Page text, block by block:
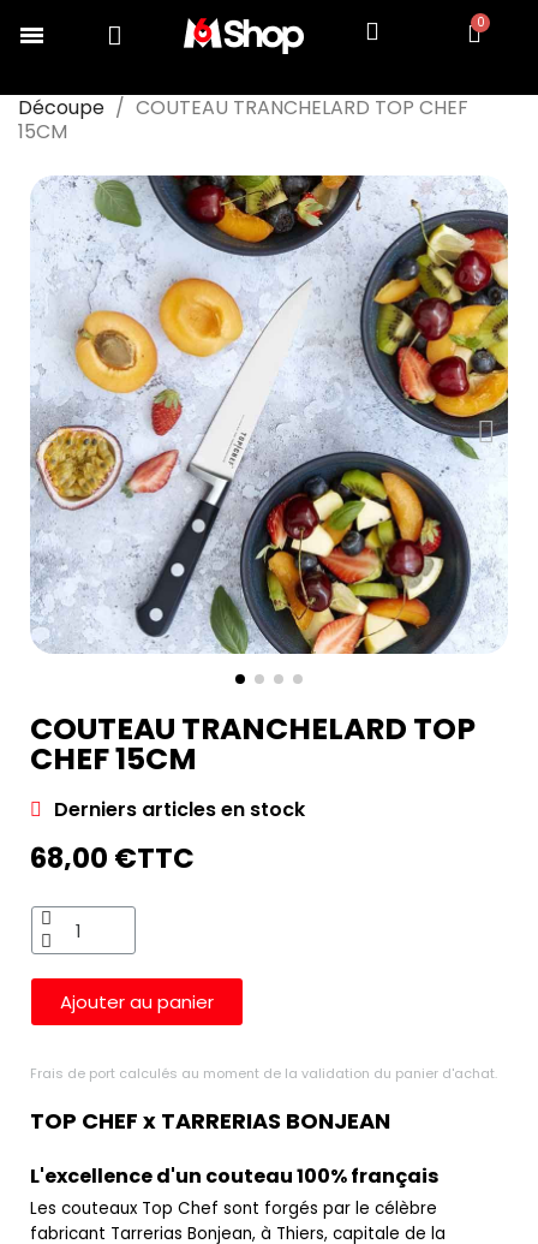
Découpe
COUTEAU TRANCHELARD TOP CHEF
15CM
COUTEAU TRANCHELARD TOP
CHEF 15CM
Derniers articles en stock
68,00 €TTC
Ajouter au panier
Frais de port calculés au moment de la validation du panier d'achat.
TOP CHEF x TARRERIAS BONJEAN
L'excellence d'un couteau 100% français
Les couteaux Top Chef sont forgés par le célèbre
fabricant Tarrerias Bonjean, à Thiers, capitale de la